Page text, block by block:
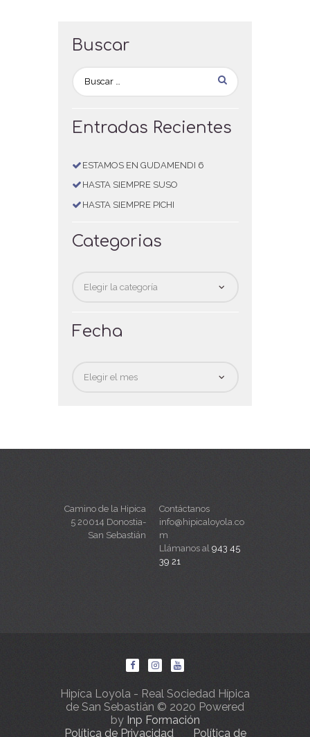
Buscar
Entradas Recientes
ESTAMOS EN GUDAMENDI 6
HASTA SIEMPRE SUSO
HASTA SIEMPRE PICHI
Categorias
Fecha
Camino de la Hipica
5 20014 Donostia-
San Sebastián
Contáctanos
info@hipicaloyola.co
m
Llámanos al 943 45
39 21
Hipíca Loyola - Real Sociedad Hípica
de San Sebastián © 2020 Powered
by Inp Formación
Política de Privacidad
Política de